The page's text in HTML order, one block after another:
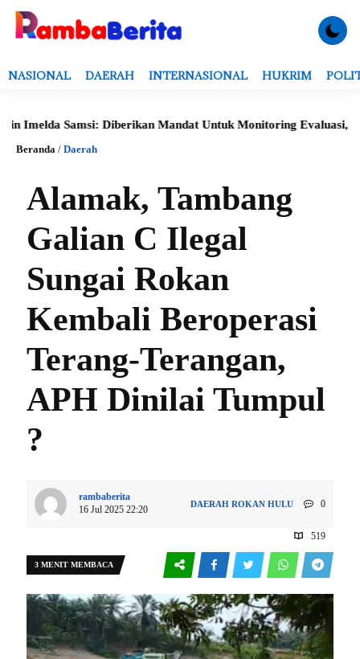
NASIONAL DAERAH INTERNASIONAL HUKRIM
Diberikan Mandat Untuk Monitoring Evaluasi, Verifikasi
Beranda / Daerah
Alamak, Tambang
Galian C Ilegal
Sungai Rokan
Kembali Beroperasi
Terang-Terangan,
APH Dinilai Tumpul
?
rambaberita
16 Jul 2025 22:20
DAERAH ROKAN HULU 0
519
3 MENIT MEMBACA